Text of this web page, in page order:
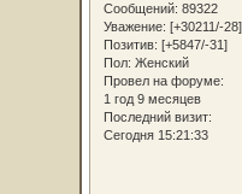
Сообщений: 89322
Уважение: [+30211/-28]
Позитив: [+5847/-31]
Пол: Женский
Провел на форуме:
1 год 9 месяцев
Последний визит:
Сегодня 15:21:33